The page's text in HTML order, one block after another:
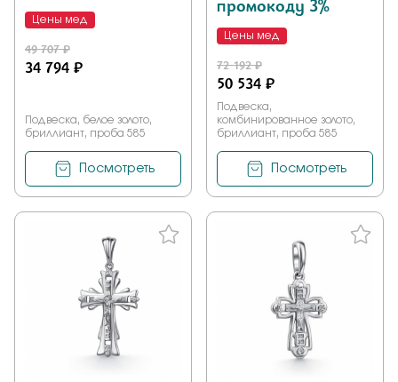
Цены мед
49 707 ₽
34 794 ₽
Подвеска, белое золото,
бриллиант, проба 585
Посмотреть
промокоду 3%
Цены мед
72 192 ₽
50 534 ₽
Подвеска,
комбинированное золото,
бриллиант, проба 585
Посмотреть